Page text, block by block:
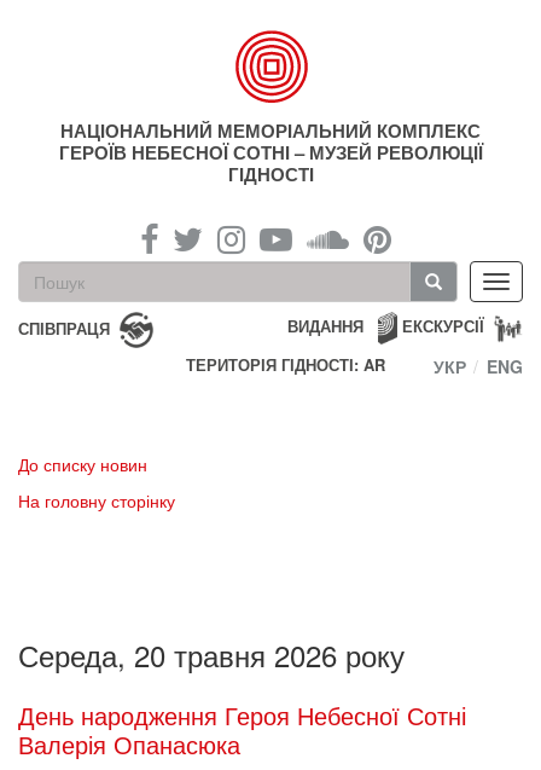
НАЦІОНАЛЬНИЙ МЕМОРІАЛЬНИЙ КОМПЛЕКС
ГЕРОЇВ НЕБЕСНОЇ СОТНІ – МУЗЕЙ РЕВОЛЮЦІЇ
ГІДНОСТІ
Пошукова
форма
Пошук
СПІВПРАЦЯ ЕКСКУРСІЇ
ВИДАННЯ
ТЕРИТОРІЯ ГІДНОСТІ: AR
УКР ENG
До списку новин
На головну сторінку
Середа, 20 травня 2026 року
День народження Героя Небесної Сотні
Валерія Опанасюка